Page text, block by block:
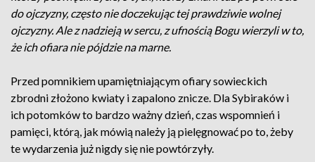
do ojczyzny, często nie doczekując tej prawdziwie wolnej
ojczyzny. Ale z nadzieją w sercu, z ufnością Bogu wierzyli w to,
że ich ofiara nie pójdzie na marne.
Przed pomnikiem upamiętniającym ofiary sowieckich
zbrodni złożono kwiaty i zapalono znicze. Dla Sybiraków i
ich potomków to bardzo ważny dzień, czas wspomnień i
pamięci, którą, jak mówią należy ją pielęgnować po to, żeby
te wydarzenia już nigdy się nie powtórzyły.